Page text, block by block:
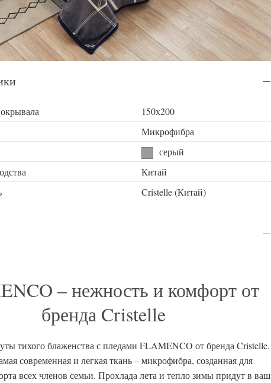
150х200
Микрофибра
серый
Китай
Cristelle (Китай)
– нежность и комфорт от
бренда Cristelle
тихого блаженства с пледами FLAMENCO от бренда Cristelle.
современная и легкая ткань – микрофибра, созданная для
всех членов семьи. Прохлада лета и тепло зимы придут в ваш